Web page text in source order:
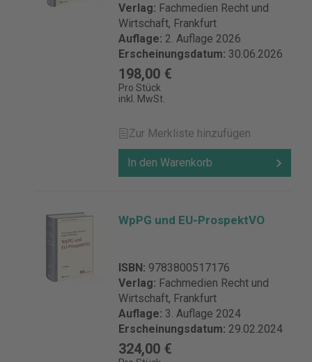
Verlag: Fachmedien Recht und
Wirtschaft, Frankfurt
Auflage: 2. Auflage 2026
Erscheinungsdatum: 30.06.2026
198,00 €
Pro Stück
inkl. MwSt.
Zur Merkliste hinzufügen
In den Warenkorb
WpPG und EU-ProspektVO
ISBN: 9783800517176
Verlag: Fachmedien Recht und
Wirtschaft, Frankfurt
Auflage: 3. Auflage 2024
Erscheinungsdatum: 29.02.2024
324,00 €